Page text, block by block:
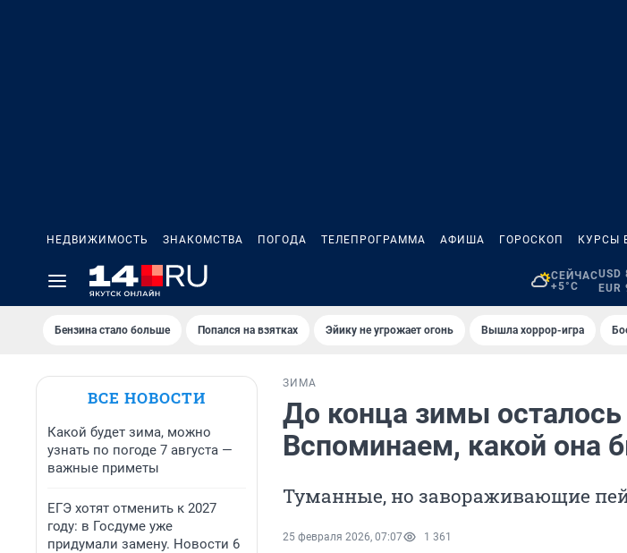
НЕДВИЖИМОСТЬ ЗНАКОМСТВА ПОГОДА ТЕЛЕПРОГРАММА АФИША ГОРОСКОП КУРСЫ
СЕЙЧАС
+5°C
USD
EUR
Бензина стало больше Попался на взятках Эйику не угрожает огонь Вышла хоррор-игра
ВСЕ НОВОСТИ
Какой будет зима, можно
узнать по погоде 7 августа —
важные приметы
ЕГЭ хотят отменить к 2027
году: в Госдуме уже
придумали замену. Новости 6
ЗИМА
До конца зимы
Вспоминаем, какой она
Туманные, но завораживающие
25 февраля 2026, 07:07 1 361